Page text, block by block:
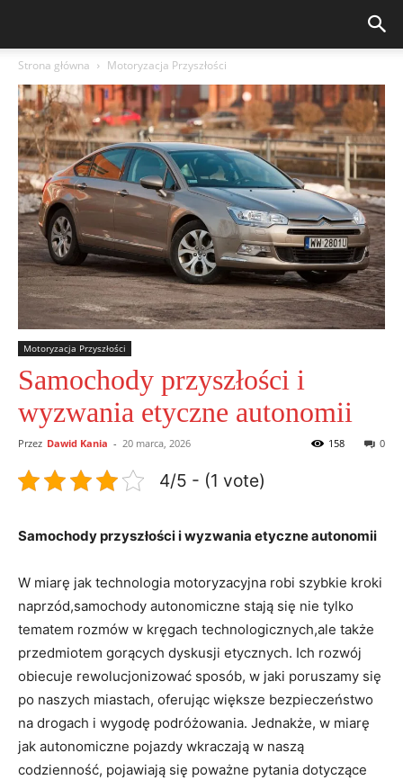
Strona główna Motoryzacja Przyszłości
Motoryzacja Przyszłości
Samochody przyszłości i
wyzwania etyczne autonomii
Przez Dawid Kania - 20 marca, 2026 0
158
4/5 - (1 vote)
Samochody przyszłości i wyzwania etyczne autonomii
W miarę jak technologia motoryzacyjna robi szybkie kroki
naprzód,samochody autonomiczne stają się nie tylko
tematem rozmów w kręgach technologicznych,ale także
przedmiotem gorących dyskusji etycznych. Ich rozwój
obiecuje rewolucjonizować sposób, w jaki poruszamy się
po naszych miastach, oferując większe bezpieczeństwo
na drogach i wygodę podróżowania. Jednakże, w miarę
jak autonomiczne pojazdy wkraczają w naszą
codzienność, pojawiają się poważne pytania dotyczące